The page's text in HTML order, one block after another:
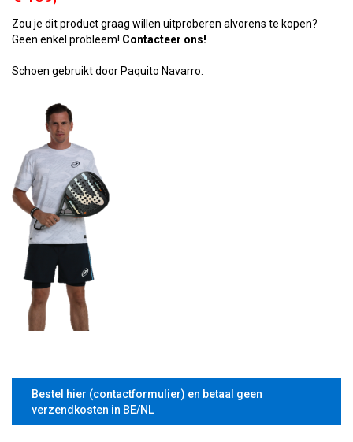
Zou je dit product graag willen uitproberen alvorens te kopen?
Geen enkel probleem! Contacteer ons!
Schoen gebruikt door Paquito Navarro.
Bestel hier (contactformulier) en betaal geen
verzendkosten in BE/NL